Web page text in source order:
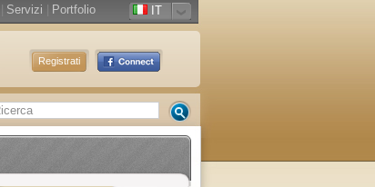
Servizi Portfolio IT
Registrati